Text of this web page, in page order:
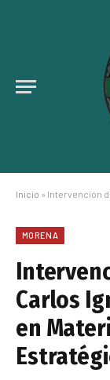
Inicio » Intervención del
MORENA
Carlos
en